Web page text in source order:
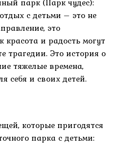
с детьми – это не
это
красота и радость могут
трагедии. Это история о
тяжелые времена,
себя и своих детей.
которые пригодятся
парка с детьми: